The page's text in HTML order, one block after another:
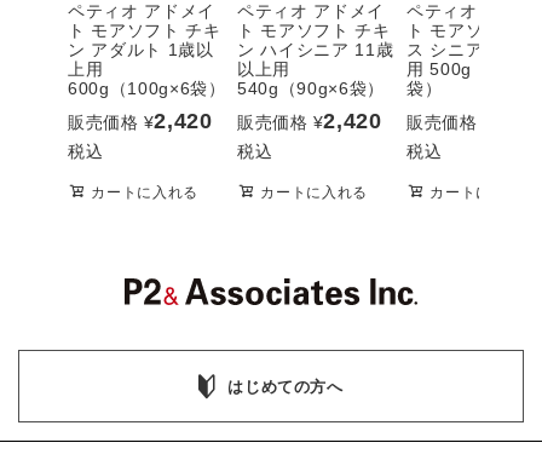
ペティオ アドメイ
ト モアソフト チキ
ン アダルト 1歳以
上用
600g（100g×6袋）
販売価格 ¥2,420
税込
カートに入れる
ペティオ アドメイ
ト モアソフト チキ
ン ハイシニア 11歳
以上用
540g（90g×6袋）
販売価格 ¥2,420
税込
カートに入れる
ペティオ アドメ
ト モアソフト
ス シニア 7歳以
用 500g（
袋）
販売価格
税込
カートに入れる
はじめての方へ